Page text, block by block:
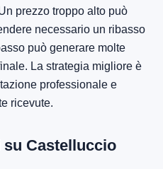
prezzo troppo alto può
necessario un ribasso
può generare molte
La strategia migliore è
professionale e
ricevute.
Castelluccio